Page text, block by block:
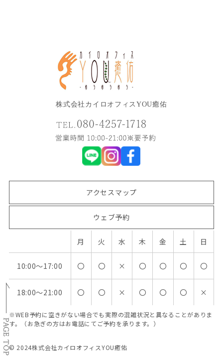
株式会社カイロオフィスYOU癒佑
アクセスマップ
ウェブ予約
月 火 水 木 金 土 日
10:00〜17:00 〇 〇 × 〇 〇 〇 〇
18:00〜21:00 〇 〇 × 〇 〇 〇 ×
​​​​​​​※WEB予約に空きがない場合でも実際の混雑状況と異なることがありま
す。​​​​​​​（お急ぎの方はお電話にてご予約を承ります。）
© 2024株式会社カイロオフィスYOU癒佑